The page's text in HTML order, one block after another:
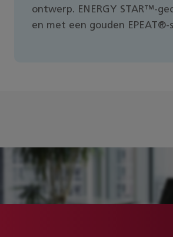
ontwerp. ENERGY STAR™-
en met een gouden EPEAT®-